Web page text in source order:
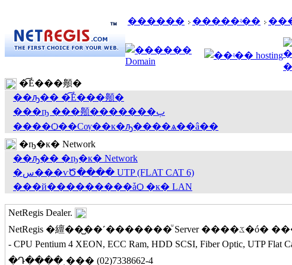
������ �����ʵ��
�͡Ẻ���䫵�
��ԡ�� �͡Ẻ���䫵�
���ҧ ���䫵�������ٻ
����Ѻ��Сѹ��к�ԡ����ѧ��â��
�ҧ�к� Network
��ԡ�� �ҧ�к� Network
�س���ѵԾ���� UTP (FLAT CAT 6)
���й���������ǡѺ �к� LAN
NetRegis Dealer.
- CPU Pentium 4 XEON, ECC Ram, HDD SCSI, Fiber Optic, UTP Flat
�Դ����ͺ��� (02)7338662-4